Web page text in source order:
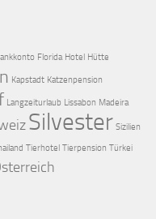
Florida Hotel Hütte
Kapstadt Katzenpension
Langzeiturlaub Lissabon Madeira
Silvester Sizilien
Tierhotel Tierpension Türkei